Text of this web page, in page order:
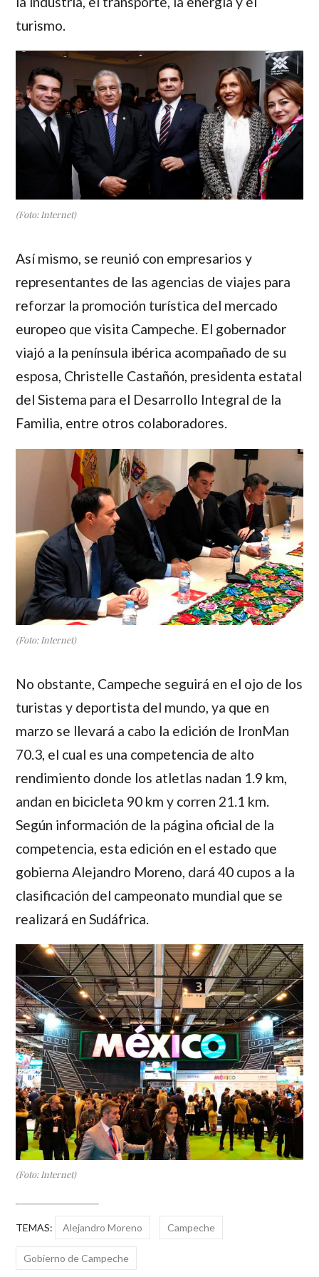
turismo.
(Foto: Internet)
Así mismo, se reunió con empresarios y
representantes de las agencias de viajes para
reforzar la promoción turística del mercado
europeo que visita Campeche. El gobernador
viajó a la península ibérica acompañado de su
esposa, Christelle Castañón, presidenta estatal
del Sistema para el Desarrollo Integral de la
Familia, entre otros colaboradores.
(Foto: Internet)
No obstante, Campeche seguirá en el ojo de los
turistas y deportista del mundo, ya que en
marzo se llevará a cabo la edición de IronMan
70.3, el cual es una competencia de alto
rendimiento donde los atletlas nadan 1.9 km,
andan en bicicleta 90 km y corren 21.1 km.
Según información de la página oficial de la
competencia, esta edición en el estado que
gobierna Alejandro Moreno, dará 40 cupos a la
clasificación del campeonato mundial que se
realizará en Sudáfrica.
(Foto: Internet)
TEMAS: Alejandro Moreno Campeche
Gobierno de Campeche